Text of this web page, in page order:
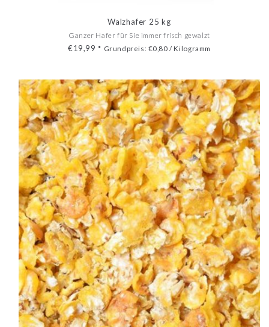
Walzhafer 25 kg
Ganzer Hafer für Sie immer frisch gewalzt
€19,99* Grundpreis: €0,80 / Kilogramm